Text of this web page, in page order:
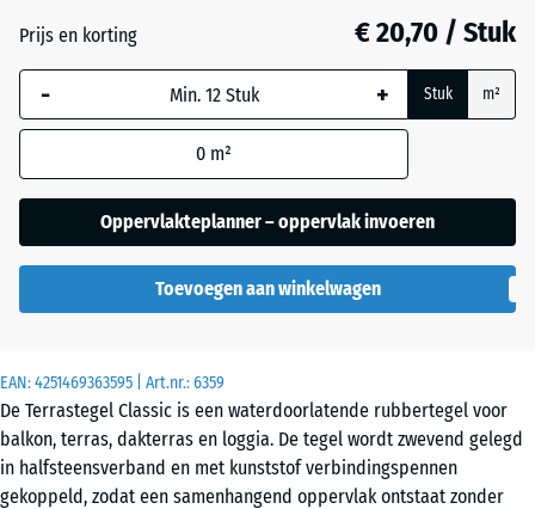
EAN:4251469363595 | Art.nr.:6359
De Terrastegel Classic is een waterdoorlatende rubbertegel voor
balkon, terras, dakterras en loggia. De tegel wordt zwevend gelegd
in halfsteensverband en met kunststof verbindingspennen
gekoppeld, zodat een samenhangend oppervlak ontstaat zonder
Engels
Etna
Grijs
graniet
De geselecteerde,
blauw omlijnde
afmeting wordt
gebruikt voor de
(tenzij anders
aangegeven in de
productgegevens).
x
x 3
cm
50
Prijs en korting € 20,70 / Stuk
- + Stuk m²
0 m²
Oppervlakteplanner – oppervlak invoeren
Toevoegen aan winkelwagen